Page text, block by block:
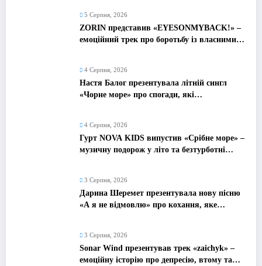
5 Серпня, 2026
ZORIN представив «EYESONMYBACK!» –
емоційний трек про боротьбу із власними
4 Серпня, 2026
Настя Балог презентувала літній сингл
«Чорне море» про спогади, які
4 Серпня, 2026
Гурт NOVA KIDS випустив «Срібне море» –
музичну подорож у літо та безтурботні
3 Серпня, 2026
Дарина Шеремет презентувала нову пісню
«А я не відмовлю» про кохання, яке
3 Серпня, 2026
Sonar Wind презентував трек «zaichyk» –
емоційну історію про депресію, втому та